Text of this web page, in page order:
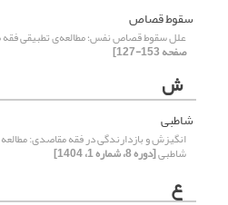
سقوط قصاص
علل سقوط قصاص نفس؛ مطالعه‌ی تطبیقی
صفحه 153-127]
ش
شاطبی
انگیزش و بازدارندگی در فقه مقاصدی:
شاطبی[دوره 8، شماره 1، 1404]
ع